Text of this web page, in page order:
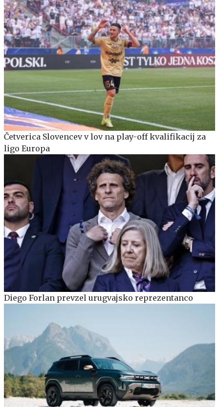
Četverica Slovencev v lov na play-off kvalifikacij za
ligo Europa
Diego Forlan prevzel urugvajsko reprezentanco